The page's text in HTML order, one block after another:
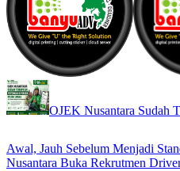
OJEK Nusantara Sudah
Awal, Jauh Sebelum Menjadi
Nusantara Buka Rekrutmen